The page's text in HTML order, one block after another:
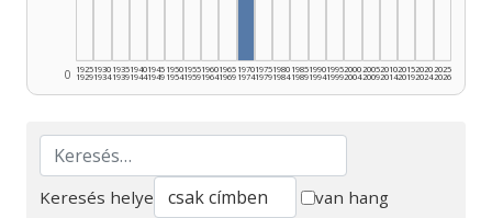
0 1925
1929
1930
1934
1935
1939
1940
1944
1945
1949
1950
1954
1955
1959
1960
1964
1965
1969
1970
1974
1975
1979
1980
1984
1985
1989
1990
1994
1995
1999
2000
2004
2005
2009
2010
2014
2015
2019
2020
2024
2025
2026
Keresés helye
van hang